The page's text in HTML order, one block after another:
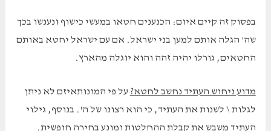
בפסוק זה קיים איום: הכנענים חטאו במעשי כישוף ונענשו בכך
שה' הגלה אותם למען בני ישראל. אם עם ישראל יחטא באותם
החטאים, גורלו יהיה זהה והוא יוגלה מהארץ.
מדוע ניחוש העתיד נחשב לחטא? על פי המונותאיזם לא ניתן
לגלות \ לשנות את העתיד, כי הוא רצונו של ה'. בנוסף, גילוי
העתיד משבש את קבלת ההחלטות ומונע בחירה חופשית.